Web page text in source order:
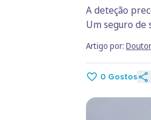
A deteção
Um seguro de
Artigo por:
0 Gostos